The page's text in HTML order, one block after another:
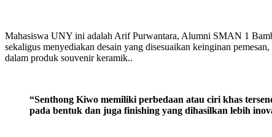
Mahasiswa UNY ini adalah Arif Purwantara, Alumni SMAN 1
sekaligus menyediakan desain yang disesuaikan keinginan
dalam produk souvenir keramik..
“Senthong Kiwo memiliki perbedaan atau ciri khas
pada bentuk dan juga finishing yang dihasilkan lebih